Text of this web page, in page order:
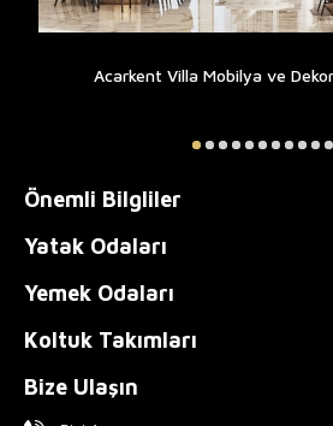
Acarkent Villa Mobilya ve
Önemli Bilgliler
Yatak Odaları
Yemek Odaları
Koltuk Takımları
Bize Ulaşın